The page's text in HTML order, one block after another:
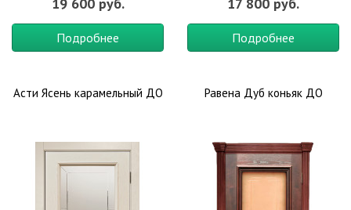
Подробнее Подробнее
Асти Ясень карамельный ДО Равена Дуб коньяк ДО